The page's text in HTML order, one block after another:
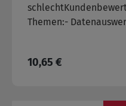
Themen:-
Regulärer Preis:
10,65 €